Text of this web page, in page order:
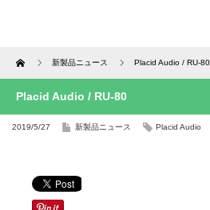
Home 新製品ニュース Placid Audio / RU-80
Placid Audio / RU-80
2019/5/27 新製品ニュース Placid Audio